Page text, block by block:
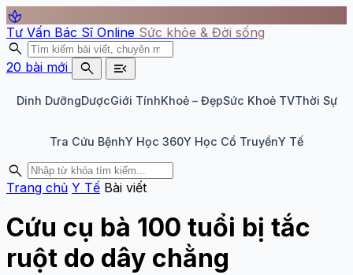
spa
Tư Vấn Bác Sĩ Online Sức khỏe & Đời sống
search
20 bài mới search menu_open
Dinh DưỡngDượcGiới TínhKhoẻ – ĐẹpSức Khoẻ TVThời Sự
Tra Cứu BệnhY Học 360Y Học Cổ TruyềnY Tế
search
Trang chủ Y Tế Bài viết
Cứu cụ bà 100 tuổi bị tắc
ruột do dây chằng